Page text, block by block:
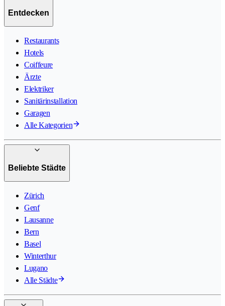
Entdecken
Restaurants
Hotels
Coiffeure
Ärzte
Elektriker
Sanitärinstallation
Garagen
Alle Kategorien
Beliebte Städte
Zürich
Genf
Lausanne
Bern
Basel
Winterthur
Lugano
Alle Städte